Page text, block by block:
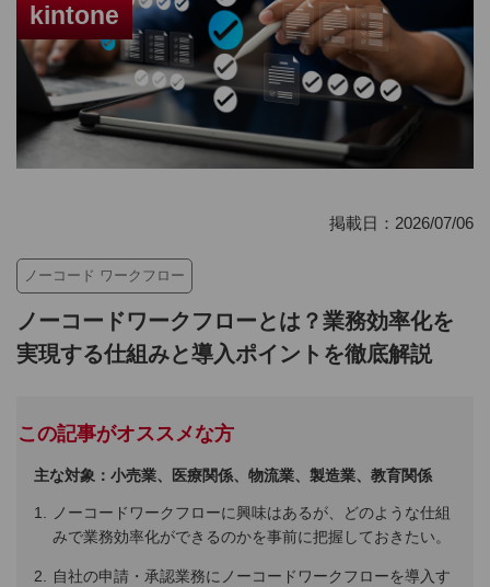
kintone
掲載日：2026/07/06
ノーコード ワークフロー
ノーコードワークフローとは？業務効率化を
実現する仕組みと導入ポイントを徹底解説
この記事がオススメな方
主な対象：小売業、医療関係、物流業、製造業、教育関係
ノーコードワークフローに興味はあるが、どのような仕組
みで業務効率化ができるのかを事前に把握しておきたい。
自社の申請・承認業務にノーコードワークフローを導入す